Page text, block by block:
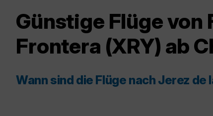
Günstige Flüge von
Frontera (XRY) ab
Wann sind die Flüge nach Jerez